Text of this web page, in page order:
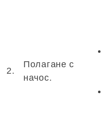
2.
Полагане с
начос.